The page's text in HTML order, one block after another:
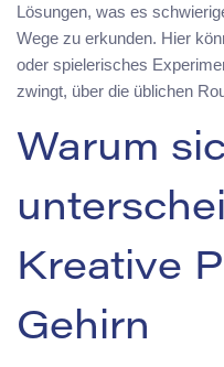
Lösungen, was es
Wege zu erkunden. Hier
oder spielerisches
zwingt, über die üblichen
Warum
Kreative
Gehirn